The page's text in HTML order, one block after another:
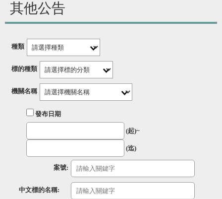
其他公告
種類
標的種類
機關名稱
發布日期
(起)~
(迄)
案號:
中文標的名稱: